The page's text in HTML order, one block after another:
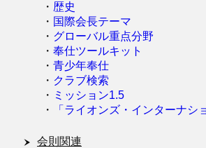
・ 歴史
・ 国際会長テーマ
・ グローバル重点分野
・ 奉仕ツールキット
・ 青少年奉仕
・ クラブ検索
・ ミッション1.5
・
「ライオンズ・インターナシ
会則関連